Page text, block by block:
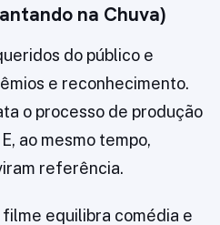
na Chuva)
do público e
e reconhecimento.
o processo de produção
ao mesmo tempo,
referência.
equilibra comédia e